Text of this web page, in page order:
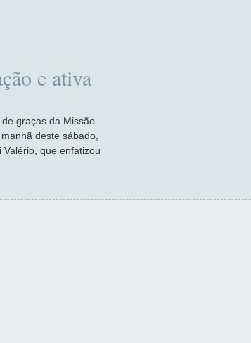
e ativa
graças da Missão
deste sábado,
que enfatizou